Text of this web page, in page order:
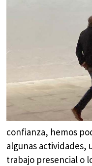
confianza, hemos
algunas actividades,
trabajo presencial o